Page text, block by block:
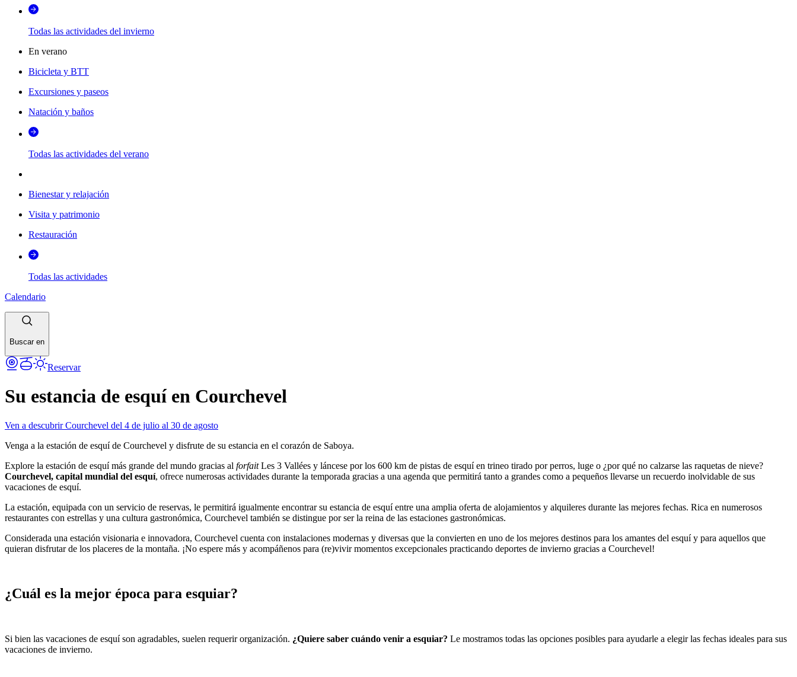
Todas las actividades del invierno
En verano
Bicicleta y BTT
Excursiones y paseos
Natación y baños
Todas las actividades del verano
Bienestar y relajación
Visita y patrimonio
Restauración
Todas las actividades
Calendario
Buscar en
Reservar
Su estancia de esquí en Courchevel
Ven a descubrir Courchevel del 4 de julio al 30 de agosto
Venga a la estación de esquí de Courchevel y disfrute de su estancia en el corazón de Saboya.
Explore la estación de esquí más grande del mundo gracias al forfaitLes 3 Vallées y láncese por los 600 km de pistas de esquí en trineo tirado por perros, luge o ¿por qué no calzarse las raquetas de nieve?
Courchevel, capital mundial del esquí, ofrece numerosas actividades durante la temporada gracias a una agenda que permitirá tanto a grandes como a pequeños llevarse un recuerdo inolvidable de sus
vacaciones de esquí.
La estación, equipada con un servicio de reservas, le permitirá igualmente encontrar su estancia de esquí entre una amplia oferta de alojamientos y alquileres durante las mejores fechas. Rica en numerosos
restaurantes con estrellas y una cultura gastronómica, Courchevel también se distingue por ser la reina de las estaciones gastronómicas.
Considerada una estación visionaria e innovadora, Courchevel cuenta con instalaciones modernas y diversas que la convierten en uno de los mejores destinos para los amantes del esquí y para aquellos que
quieran disfrutar de los placeres de la montaña. ¡No espere más y acompáñenos para (re)vivir momentos excepcionales practicando deportes de invierno gracias a Courchevel!
¿Cuál es la mejor época para esquiar?
Si bien las vacaciones de esquí son agradables, suelen requerir organización. ¿Quiere saber cuándo venir a esquiar? Le mostramos todas las opciones posibles para ayudarle a elegir las fechas ideales para sus
vacaciones de invierno.